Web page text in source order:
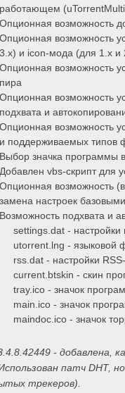
работающем
Опционная возможность
Опционная возможность
3.x) и icon-мода (для 1.x и
Опционная возможность
пира
Опционная возможность
подхвата и
Опционная возможность
и поддерживаемых типов
Выбор значка программы
Добавлен vbs-скрипт для
Опционная возможность
замена настроек базовыми
Возможность подхвата и
settings.dat - настройки
utorrent.lng - языковой
rss.dat - настройки
current.btskin - скин
tray.ico - значок
main.ico - значок
maindoc.ico - значок
- добавлена,
патч DHT,
трекеров).